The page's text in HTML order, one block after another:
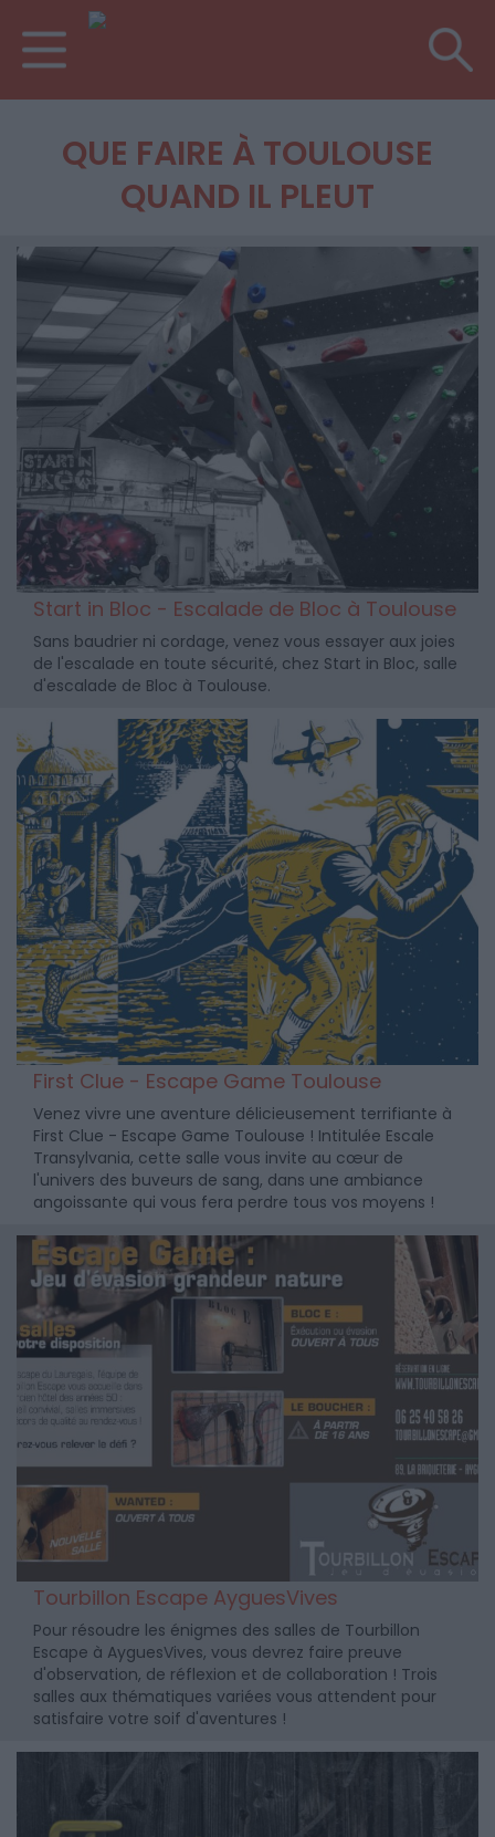
QUE FAIRE À TOULOUSE
QUAND IL PLEUT
Start in Bloc - Escalade de Bloc à Toulouse
Sans baudrier ni cordage, venez vous essayer aux joies
de l'escalade en toute sécurité, chez Start in Bloc, salle
d'escalade de Bloc à Toulouse.
First Clue - Escape Game Toulouse
Venez vivre une aventure délicieusement terrifiante à
First Clue - Escape Game Toulouse ! Intitulée Escale
Transylvania, cette salle vous invite au cœur de
l'univers des buveurs de sang, dans une ambiance
angoissante qui vous fera perdre tous vos moyens !
Tourbillon Escape AyguesVives
Pour résoudre les énigmes des salles de Tourbillon
Escape à AyguesVives, vous devrez faire preuve
d'observation, de réflexion et de collaboration ! Trois
salles aux thématiques variées vous attendent pour
satisfaire votre soif d'aventures !